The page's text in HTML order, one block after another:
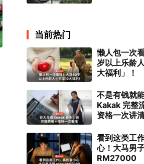
当前热门
懒人包一次
岁以上乐龄
大福利」！
不是有钱就
Kakak 完整
资格一次讲
看到这类工
心！大马男
RM27000